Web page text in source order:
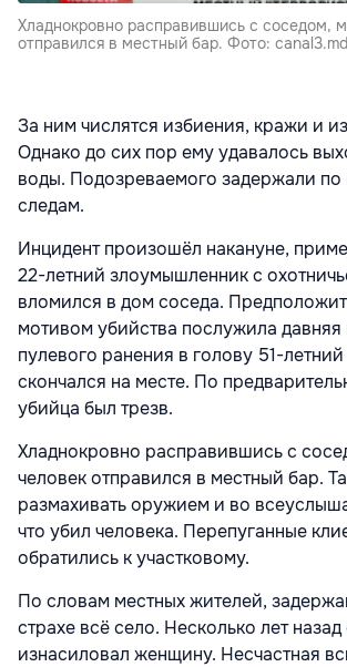
Хладнокровно расправившись с соседом,
отправился в местный бар. Фото: canal3.md
За ним числятся избиения, кражи и
Однако до сих пор ему удавалось
воды. Подозреваемого задержали по
следам.
Инцидент произошёл накануне,
22-летний злоумышленник с
вломился в дом соседа.
мотивом убийства послужила давняя
пулевого ранения в голову 51-
скончался на месте. По
убийца был трезв.
Хладнокровно расправившись с
человек отправился в местный бар.
размахивать оружием и во
что убил человека. Перепуганные
обратились к участковому.
По словам местных жителей,
страхе всё село. Несколько лет назад
изнасиловал женщину. Несчастная